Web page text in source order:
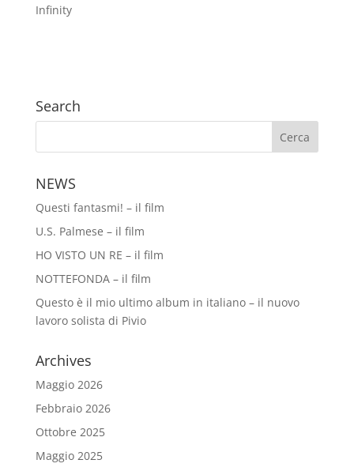
Infinity
Search
NEWS
Questi fantasmi! – il film
U.S. Palmese – il film
HO VISTO UN RE – il film
NOTTEFONDA – il film
Questo è il mio ultimo album in italiano – il nuovo
lavoro solista di Pivio
Archives
Maggio 2026
Febbraio 2026
Ottobre 2025
Maggio 2025